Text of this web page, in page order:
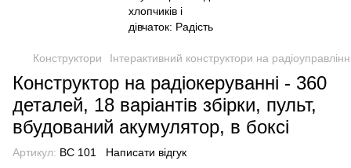
Конструктори Інтерактивний конструктори на
Конструктор на радіокеруванні - 360
деталей, 18 варіантів збірки, пульт,
вбудований акумулятор, в боксі
Артикул: BC 101 Написати відгук